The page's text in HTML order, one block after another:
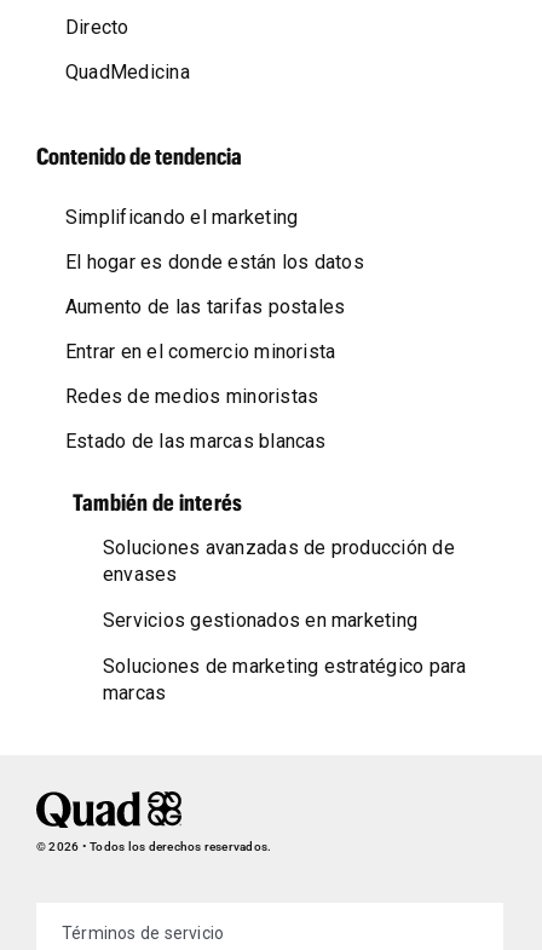
Directo
QuadMedicina
Contenido de tendencia
Simplificando el marketing
El hogar es donde están los datos
Aumento de las tarifas postales
Entrar en el comercio minorista
Redes de medios minoristas
Estado de las marcas blancas
También de interés
Soluciones avanzadas de producción de
envases
Servicios gestionados en marketing
Soluciones de marketing estratégico para
marcas
© 2026 • Todos los derechos reservados.
Términos de servicio